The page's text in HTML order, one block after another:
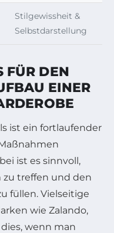
Stilgewissheit &
Selbstdarstellung
FÜR DEN
EINER
ist ein fortlaufender
ist es sinnvoll,
treffen und den
füllen. Vielseitige
wie Zalando,
wenn man